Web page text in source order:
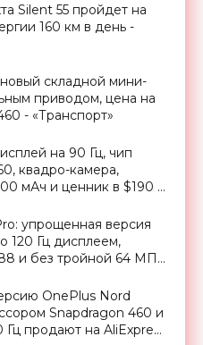
Silent 55 пройдет на
160 км в день -
складной мини-
приводом, цена на
- «Транспорт»
на 90 Гц, чип
квадро-камера,
мАч и ценник в $190 -
упрощенная версия
120 Гц дисплеем,
и без тройной 64 МП
OnePlus Nord
Snapdragon 460 и
продают на AliExpress